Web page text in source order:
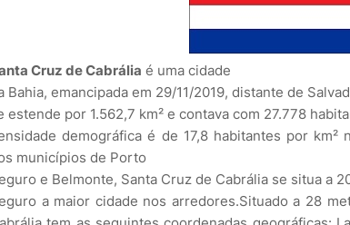
Cruz de Cabrália é uma cidade
Bahia, emancipada em 29/11/2019, distante de
estende por 1.562,7 km² e contava com 27.778
demográfica é de 17,8 habitantes por
municípios de Porto
e Belmonte, Santa Cruz de Cabrália se situa a
a maior cidade nos arredores.Situado a 28